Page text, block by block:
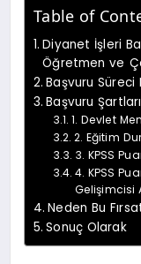
Table of
Diyanet İşleri
Öğretmen ve
Başvuru Süreci
Başvuru
1. Devlet
2. Eğitim
3. KPSS
4. KPSS
Gelişimcisi
Neden Bu
Sonuç Olarak